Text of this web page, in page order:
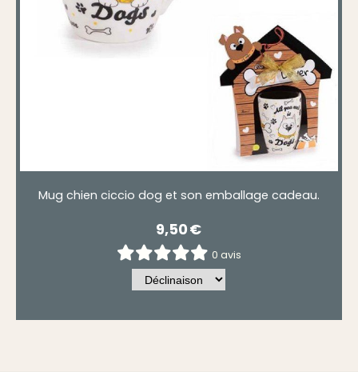
Mug chien ciccio dog et son emballage cadeau.
9,50€
0 avis